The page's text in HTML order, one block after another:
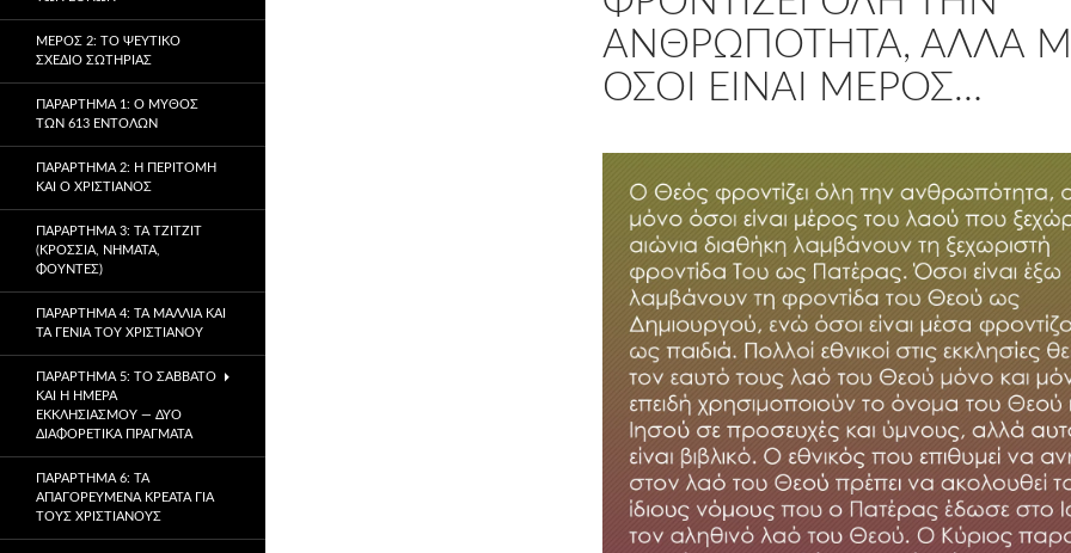
ΑΝΘΡΩΠΌΤΗΤΑ, ΑΛΛΆ
ΌΣΟΙ ΕΊΝΑΙ ΜΈΡΟΣ…
ΜΈΡΟΣ 2: ΤΟ ΨΕΎΤΙΚΟ
ΣΧΈΔΙΟ ΣΩΤΗΡΊΑΣ
ΠΑΡΆΡΤΗΜΑ 1: Ο ΜΎΘΟΣ
ΤΩΝ 613 ΕΝΤΟΛΏΝ
ΠΑΡΆΡΤΗΜΑ 2: Η ΠΕΡΙΤΟΜΉ
ΚΑΙ Ο ΧΡΙΣΤΙΑΝΌΣ
ΠΑΡΆΡΤΗΜΑ 3: ΤΑ TZITZIT
(ΚΡΌΣΣΙΑ, ΝΉΜΑΤΑ,
ΦΟΎΝΤΕΣ)
ΠΑΡΆΡΤΗΜΑ 4: ΤΑ ΜΑΛΛΙΆ ΚΑΙ
ΤΑ ΓΈΝΙΑ ΤΟΥ ΧΡΙΣΤΙΑΝΟΎ
ΠΑΡΆΡΤΗΜΑ 5: ΤΟ ΣΆΒΒΑΤΟ
ΚΑΙ Η ΗΜΈΡΑ
ΕΚΚΛΗΣΙΑΣΜΟΎ — ΔΎΟ
ΔΙΑΦΟΡΕΤΙΚΆ ΠΡΆΓΜΑΤΑ
ΠΑΡΆΡΤΗΜΑ 6: ΤΑ
ΑΠΑΓΟΡΕΥΜΈΝΑ ΚΡΈΑΤΑ ΓΙΑ
ΤΟΥΣ ΧΡΙΣΤΙΑΝΟΎΣ